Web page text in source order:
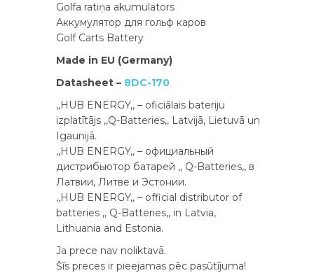
Golfa ratiņa akumulators
Аккумулятор для гольф каров
Golf Carts Battery
Made in EU (Germany)
Datasheet – 8DC-170
,,HUB ENERGY,, – oficiālais bateriju
izplatītājs ,,Q-Batteries,, Latvijā, Lietuvā un
Igaunijā.
,,HUB ENERGY,, – официальный
дистрибьютор батарей ,, Q-Batteries,, в
Латвии, Литве и Эстонии.
,,HUB ENERGY,, – official distributor of
batteries ,, Q-Batteries,, in Latvia,
Lithuania and Estonia.
Ja prece nav noliktavā.
Šīs preces ir pieejamas pēc pasūtījuma!